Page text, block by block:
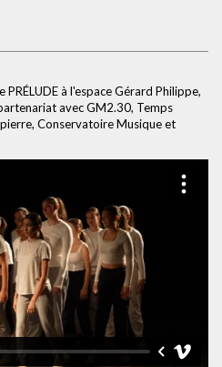
à l'espace Gérard Philippe,
avec GM2.30, Temps
Conservatoire Musique et